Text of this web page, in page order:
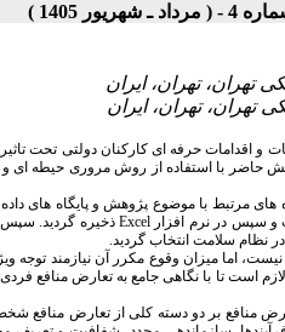
حرفه ای کارکنان دولتی تحت
حاضر با استفاده از روش مروری حیطه ای و
مرتبط با موضوع پژوهش و پایگاه های
اما میزان وقوع مکرر آن نیازمند
است تا با نگاهی جامع به تعارض منافع
منافع بر دو دسته کلی از تعارض منافع